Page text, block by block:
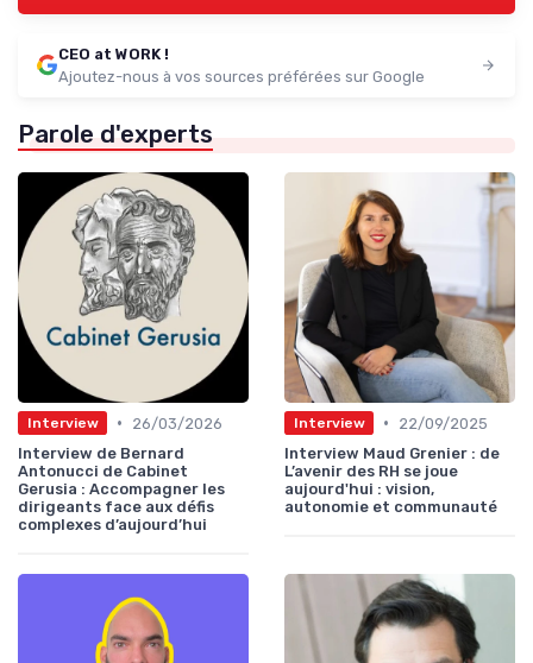
CEO at WORK !
Ajoutez-nous à vos sources préférées sur Google
Parole d'experts
Interview •
26/03/2026
Interview de Bernard
Antonucci de Cabinet
Gerusia : Accompagner les
dirigeants face aux défis
complexes d’aujourd’hui
Interview •
22/09/2025
Interview Maud Grenier : de
L’avenir des RH se joue
aujourd'hui : vision,
autonomie et communauté